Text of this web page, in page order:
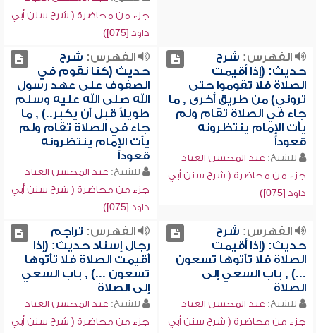
جزء من محاضرة ( شرح سنن أبي
داود [075])
الفهرس: شرح
حديث: (إذا أقيمت
الصلاة فلا تقوموا حتى
تروني) من طريق أخرى , ما
جاء في الصلاة تقام ولم
يأت الإمام ينتظرونه
قعوداً
للشيخ: عبد المحسن العباد
جزء من محاضرة ( شرح سنن أبي
داود [075])
الفهرس: شرح
حديث (كنا نقوم في
الصفوف على عهد رسول
الله صلى الله عليه وسلم
طويلاً قبل أن يكبر..) , ما
جاء في الصلاة تقام ولم
يأت الإمام ينتظرونه
قعوداً
للشيخ: عبد المحسن العباد
جزء من محاضرة ( شرح سنن أبي
داود [075])
الفهرس: شرح
حديث: (إذا أقيمت
الصلاة فلا تأتوها تسعون
...) , باب السعي إلى
الصلاة
للشيخ: عبد المحسن العباد
جزء من محاضرة ( شرح سنن أبي
الفهرس: تراجم
رجال إسناد حديث: (إذا
أقيمت الصلاة فلا تأتوها
تسعون ...) , باب السعي
إلى الصلاة
للشيخ: عبد المحسن العباد
جزء من محاضرة ( شرح سنن أبي